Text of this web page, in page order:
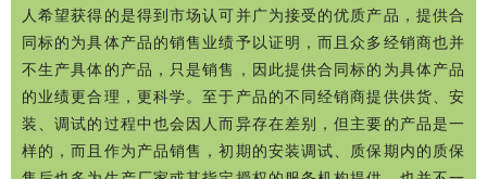
人希望获得的是得到市场认可并广为接受的优质产品，提供合
同标的为具体产品的销售业绩予以证明，而且众多经销商也并
不生产具体的产品，只是销售，因此提供合同标的为具体产品
的业绩更合理，更科学。至于产品的不同经销商提供供货、安
装、调试的过程中也会因人而异存在差别，但主要的产品是一
样的，而且作为产品销售，初期的安装调试、质保期内的质保